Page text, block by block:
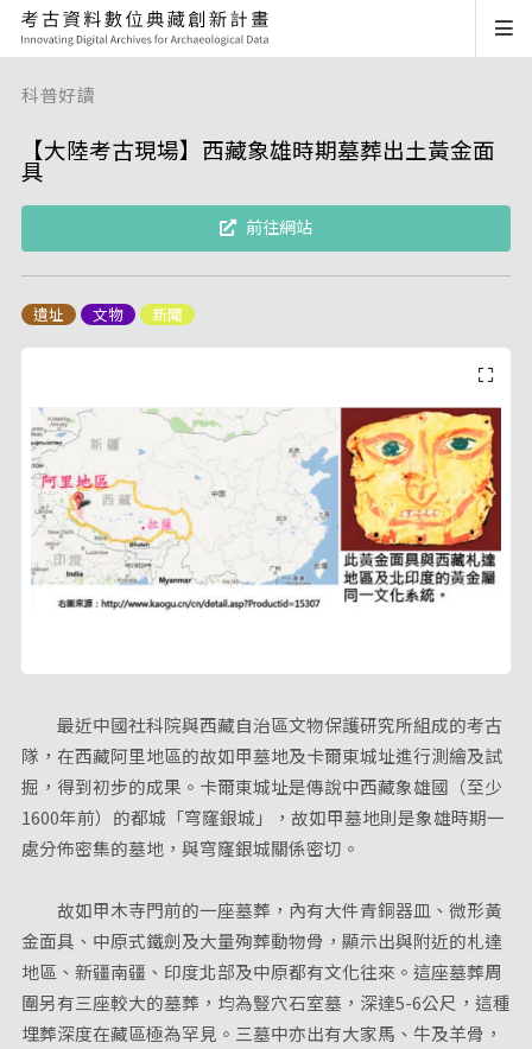
科普好讀
【大陸考古現場】西藏象雄時期墓葬出土黃金面
具
前往網站
遺址 文物 新聞
最近中國社科院與西藏自治區文物保護研究所組成的考古
隊，在西藏阿里地區的故如甲墓地及卡爾東城址進行測繪及試
掘，得到初步的成果。卡爾東城址是傳說中西藏象雄國（至少
1600年前）的都城「穹窿銀城」，故如甲墓地則是象雄時期一
處分佈密集的墓地，與穹窿銀城關係密切。
故如甲木寺門前的一座墓葬，內有大件青銅器皿、微形黃
金面具、中原式鐵劍及大量殉葬動物骨，顯示出與附近的札達
地區、新疆南疆、印度北部及中原都有文化往來。這座墓葬周
圍另有三座較大的墓葬，均為豎穴石室墓，深達5-6公尺，這種
埋葬深度在藏區極為罕見。三墓中亦出有大家馬、牛及羊骨，